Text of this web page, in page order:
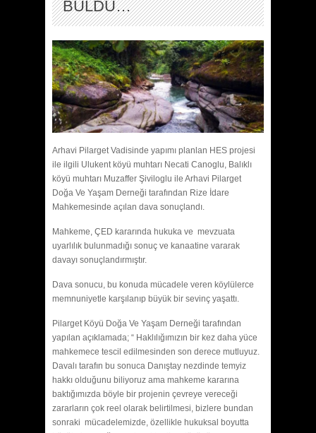
BULDU…
Arhavi Pilarget Vadisinde yapımı planlan HES projesi
ile ilgili Ulukent köyü muhtarı Necati Canoglu, Balıklı
köyü muhtarı Muzaffer Şiviloglu ile Arhavi Pilarget
Doğa Ve Yaşam Derneği tarafından Rize İdare
Mahkemesinde açılan dava sonuçlandı.
Mahkeme, ÇED kararında hukuka ve mevzuata
uyarlılık bulunmadığı sonuç ve kanaatine vararak
davayı sonuçlandırmıştır.
Dava sonucu, bu konuda mücadele veren köylülerce
memnuniyetle karşılanıp büyük bir sevinç yaşattı.
Pilarget Köyü Doğa Ve Yaşam Derneği tarafından
yapılan açıklamada; “ Haklılığımızın bir kez daha yüce
mahkemece tescil edilmesinden son derece mutluyuz.
Davalı tarafın bu sonuca Danıştay nezdinde temyiz
hakkı olduğunu biliyoruz ama mahkeme kararına
baktığımızda böyle bir projenin çevreye vereceği
zararların çok reel olarak belirtilmesi, bizlere bundan
sonraki mücadelemizde, özellikle hukuksal boyutta